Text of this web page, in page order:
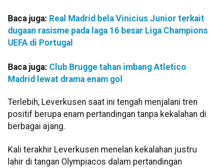
Baca juga: Real Madrid bela Vinicius Junior terkait
dugaan rasisme pada laga 16 besar Liga Champions
UEFA di Portugal
Baca juga: Club Brugge tahan imbang Atletico
Madrid lewat drama enam gol
Terlebih, Leverkusen saat ini tengah menjalani tren
positif berupa enam pertandingan tanpa kekalahan di
berbagai ajang.
Kali terakhir Leverkusen menelan kekalahan justru
lahir di tangan Olympiacos dalam pertandingan